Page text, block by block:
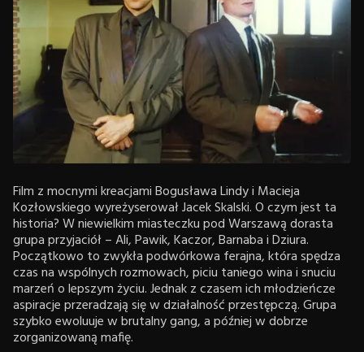
Film z mocnymi kreacjami Bogusława Lindy i Macieja
Kozłowskiego wyreżyserował Jacek Skalski. O czym jest ta
historia? W niewielkim miasteczku pod Warszawą dorasta
grupa przyjaciół – Ali, Pawik, Kaczor, Barnaba i Dziura.
Początkowo to zwykła podwórkowa ferajna, która spędza
czas na wspólnych rozmowach, piciu taniego wina i snuciu
marzeń o lepszym życiu. Jednak z czasem ich młodzieńcze
aspiracje przeradzają się w działalność przestępczą. Grupa
szybko ewoluuje w brutalny gang, a później w dobrze
zorganizowaną mafię.